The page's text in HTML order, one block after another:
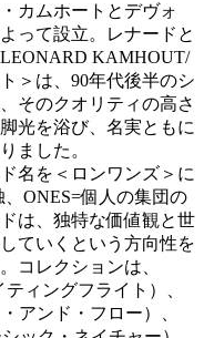
カムホートとデヴォ
って設立。レナードと
KAMHOUT/
＞は、90年代後半のシ
そのクオリティの高さ
光を浴び、名実ともに
ました。
名を＜ロンワンズ＞に
ONES=個人の集団の
は、独特な価値観と世
ていくという方向性を
コレクションは、
ィングフライト）、
アンド・フロー）、